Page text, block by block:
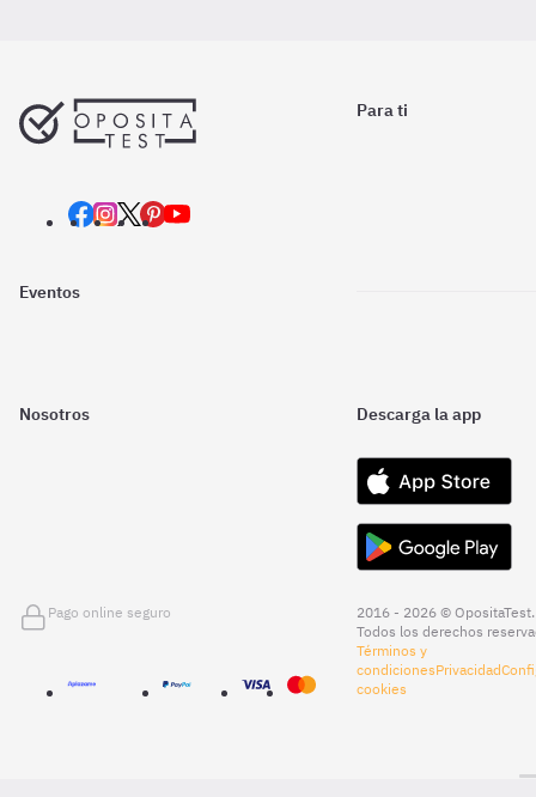
Para ti
Eventos
Nosotros Descarga la app
Pago online seguro
2016 - 2026 © OpositaTest.
Todos los derechos
Términos y
condicionesPrivacidad
cookies